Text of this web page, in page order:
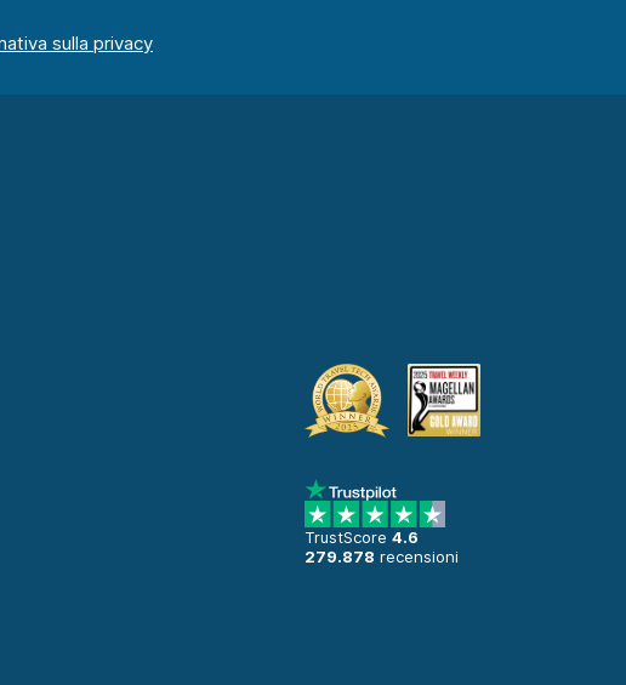
TrustScore 4.6
279.878 recensioni